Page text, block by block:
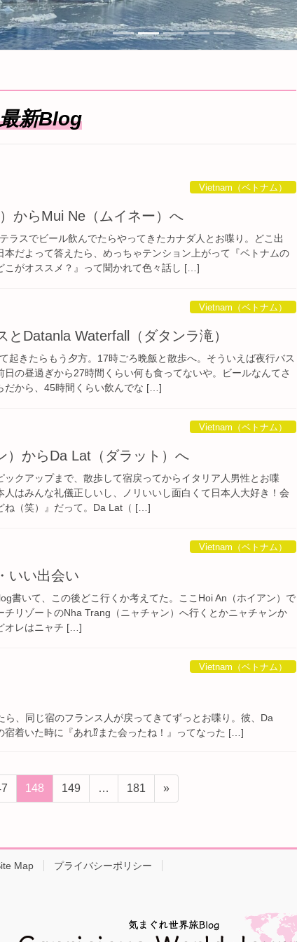
最新Blog
Vietnam（ベトナム）
からMui Ne（ムイネー）へ
ラスでビール飲んでたらやってきたカナダ人とお喋り。どこ出
本だよって答えたら、めっちゃテンション上がって『ベトナムの
こがオススメ？』って聞かれて色々話し […]
Vietnam（ベトナム）
とDatanla Waterfall（ダタンラ滝）
起きたらもう夕方。17時ごろ晩飯と散歩へ。そういえば夜行バス
日の昼過ぎから27時間くらい何も食ってないや。ビールなんてさ
だから、45時間くらい飲んでな […]
Vietnam（ベトナム）
）からDa Lat（ダラット）へ
ックアップまで、散歩して宿戻ってからイタリア人男性とお喋
人はみんな礼儀正しいし、ノリいいし面白くて日本人大好き！会
ね（笑）』だって。Da Lat（ […]
Vietnam（ベトナム）
いい出会い
書いて、この後どこ行くか考えてた。ここHoi An（ホイアン）で
チリゾートのNha Trang（ニャチャン）へ行くとかニャチャンか
オレはニャチ […]
Vietnam（ベトナム）
、同じ宿のフランス人が戻ってきてずっとお喋り。彼、Da
着いた時に『あれ⁉︎また会ったね！』ってなった […]
固
定
148
固
定
ジ
149 …
固
定
ジ
181 »
Map プライバシーポリシー